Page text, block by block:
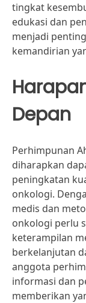
tingkat
edukasi dan
menjadi
kemandirian
Depan
Perhimpunan
diharapkan
peningkatan
onkologi.
medis dan
onkologi perlu
keterampilan
berkelanjutan
anggota
informasi dan
memberikan